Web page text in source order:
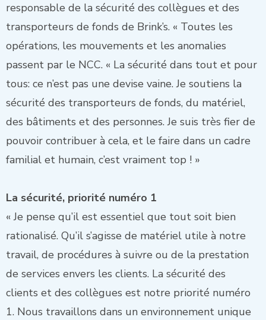
responsable de la sécurité des collègues et des
transporteurs de fonds de Brink’s. « Toutes les
opérations, les mouvements et les anomalies
passent par le NCC. « La sécurité dans tout et pour
tous: ce n’est pas une devise vaine. Je soutiens la
sécurité des transporteurs de fonds, du matériel,
des bâtiments et des personnes. Je suis très fier de
pouvoir contribuer à cela, et le faire dans un cadre
familial et humain, c’est vraiment top ! »
La sécurité, priorité numéro 1
« Je pense qu’il est essentiel que tout soit bien
rationalisé. Qu’il s’agisse de matériel utile à notre
travail, de procédures à suivre ou de la prestation
de services envers les clients. La sécurité des
clients et des collègues est notre priorité numéro
1. Nous travaillons dans un environnement unique